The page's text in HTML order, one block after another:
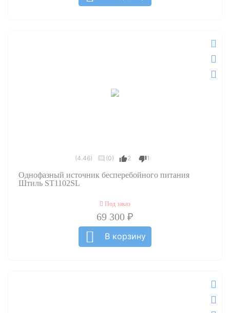
(4.46) (0) 2 1
Однофазный источник бесперебойного питания
Штиль ST1102SL
Под заказ
69 300 ₽
В корзину